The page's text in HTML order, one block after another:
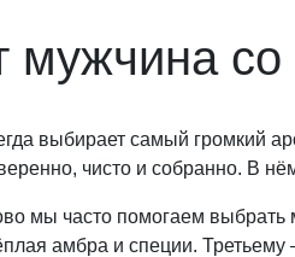
мужчина
выбирает самый громкий
чисто и собранно. В
мы часто помогаем выбрать
амбра и специи.